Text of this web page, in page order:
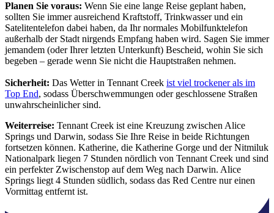
Planen Sie voraus: Wenn Sie eine lange Reise geplant haben,
sollten Sie immer ausreichend Kraftstoff, Trinkwasser und ein
Satelitentelefon dabei haben, da Ihr normales Mobilfunktelefon
außerhalb der Stadt nirgends Empfang haben wird. Sagen Sie immer
jemandem (oder Ihrer letzten Unterkunft) Bescheid, wohin Sie sich
begeben – gerade wenn Sie nicht die Hauptstraßen nehmen.
Sicherheit: Das Wetter in Tennant Creek ist viel trockener als im
Top End, sodass Überschwemmungen oder geschlossene Straßen
unwahrscheinlicher sind.
Weiterreise: Tennant Creek ist eine Kreuzung zwischen Alice
Springs und Darwin, sodass Sie Ihre Reise in beide Richtungen
fortsetzen können. Katherine, die Katherine Gorge und der Nitmiluk
Nationalpark liegen 7 Stunden nördlich von Tennant Creek und sind
ein perfekter Zwischenstop auf dem Weg nach Darwin. Alice
Springs liegt 4 Stunden südlich, sodass das Red Centre nur einen
Vormittag entfernt ist.